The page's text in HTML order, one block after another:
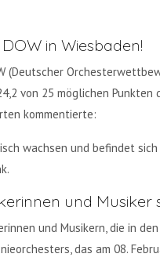
in Wiesbaden!
von 25 möglichen
kommentierte:
wachsen und befindet
und Musiker
und Musikern, die in
das am 08.